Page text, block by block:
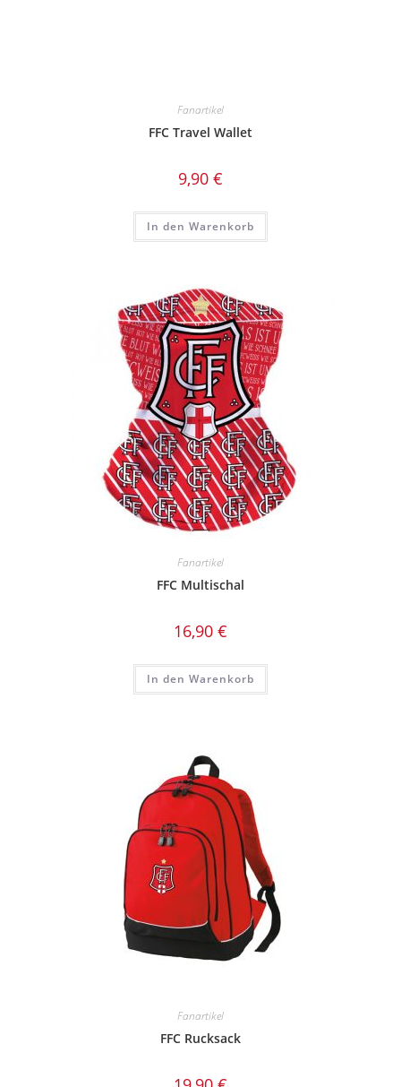
Fanartikel
FFC Travel Wallet
9,90 €
In den Warenkorb
Fanartikel
FFC Multischal
16,90 €
In den Warenkorb
Fanartikel
FFC Rucksack